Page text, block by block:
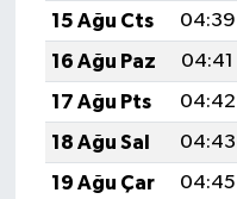
15 Ağu Cts
04:39
16 Ağu Paz
04:41
17 Ağu Pts
04:42
18 Ağu Sal
04:43
19 Ağu Çar
04:45